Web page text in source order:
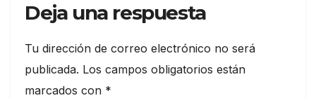
Deja una respuesta
Tu dirección de correo electrónico no será
publicada. Los campos obligatorios están
marcados con *